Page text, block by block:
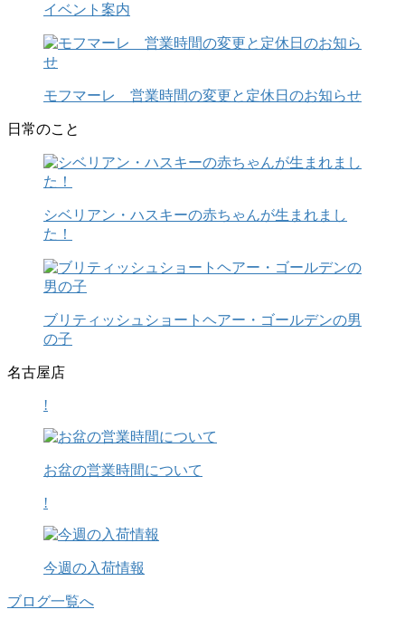
イベント案内
モフマーレ 営業時間の変更と定休日のお知らせ
日常のこと
シベリアン・ハスキーの赤ちゃんが生まれまし
た！
ブリティッシュショートヘアー・ゴールデンの男
の子
名古屋店
!
お盆の営業時間について
!
今週の入荷情報
ブログ一覧へ